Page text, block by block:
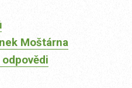
Moštárna
odpovědi